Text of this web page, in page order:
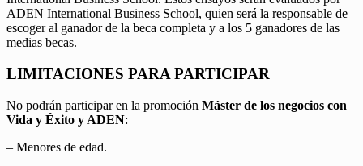
ADEN International Business School, quien será la responsable de
escoger al ganador de la beca completa y a los 5 ganadores de las
medias becas.
LIMITACIONES PARA PARTICIPAR
No podrán participar en la promoción Máster de los negocios con
Vida y Éxito y ADEN:
– Menores de edad.